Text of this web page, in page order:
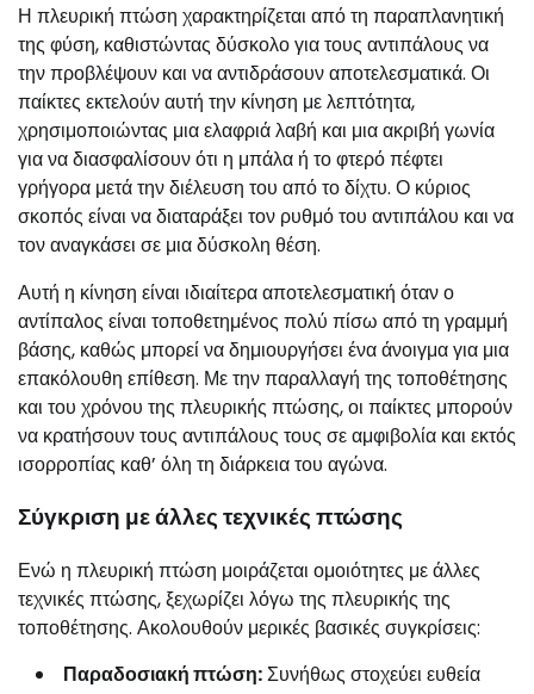
Η πλευρική πτώση χαρακτηρίζεται από τη παραπλανητική
της φύση, καθιστώντας δύσκολο για τους αντιπάλους να
την προβλέψουν και να αντιδράσουν αποτελεσματικά. Οι
παίκτες εκτελούν αυτή την κίνηση με λεπτότητα,
χρησιμοποιώντας μια ελαφριά λαβή και μια ακριβή γωνία
για να διασφαλίσουν ότι η μπάλα ή το φτερό πέφτει
γρήγορα μετά την διέλευση του από το δίχτυ. Ο κύριος
σκοπός είναι να διαταράξει τον ρυθμό του αντιπάλου και να
τον αναγκάσει σε μια δύσκολη θέση.
Αυτή η κίνηση είναι ιδιαίτερα αποτελεσματική όταν ο
αντίπαλος είναι τοποθετημένος πολύ πίσω από τη γραμμή
βάσης, καθώς μπορεί να δημιουργήσει ένα άνοιγμα για μια
επακόλουθη επίθεση. Με την παραλλαγή της τοποθέτησης
και του χρόνου της πλευρικής πτώσης, οι παίκτες μπορούν
να κρατήσουν τους αντιπάλους τους σε αμφιβολία και εκτός
ισορροπίας καθ’ όλη τη διάρκεια του αγώνα.
Σύγκριση με άλλες τεχνικές πτώσης
Ενώ η πλευρική πτώση μοιράζεται ομοιότητες με άλλες
τεχνικές πτώσης, ξεχωρίζει λόγω της πλευρικής της
τοποθέτησης. Ακολουθούν μερικές βασικές συγκρίσεις:
Παραδοσιακή πτώση:Συνήθως στοχεύει ευθεία